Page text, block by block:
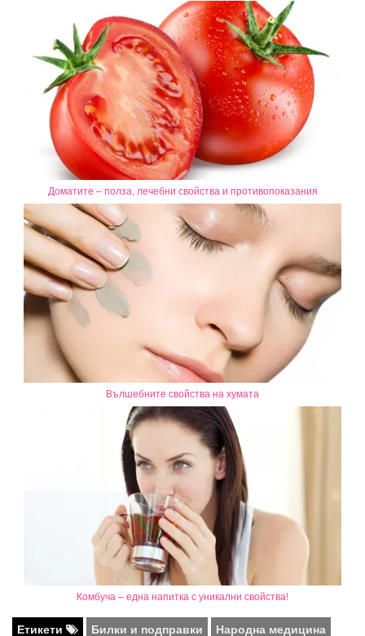
Доматите – полза, лечебни свойства и противопоказания
Вълшебните свойства на хумата
Комбуча – една напитка с уникални свойства!
Етикети Билки и подправки
Народна медицина